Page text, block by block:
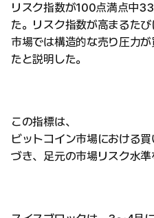
リスク指数が100点満点中
た。リスク指数が高まるたび
市場では構造的な売り圧力
たと説明した。
この指標は、
ビットコイン市場における
づき、足元の市場リスク水準